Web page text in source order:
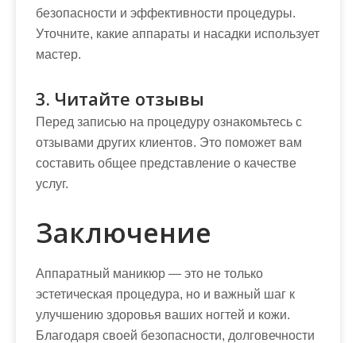
безопасности и эффективности процедуры.
Уточните, какие аппараты и насадки использует
мастер.
3. Читайте отзывы
Перед записью на процедуру ознакомьтесь с
отзывами других клиентов. Это поможет вам
составить общее представление о качестве
услуг.
Заключение
Аппаратный маникюр — это не только
эстетическая процедура, но и важный шаг к
улучшению здоровья ваших ногтей и кожи.
Благодаря своей безопасности, долговечности